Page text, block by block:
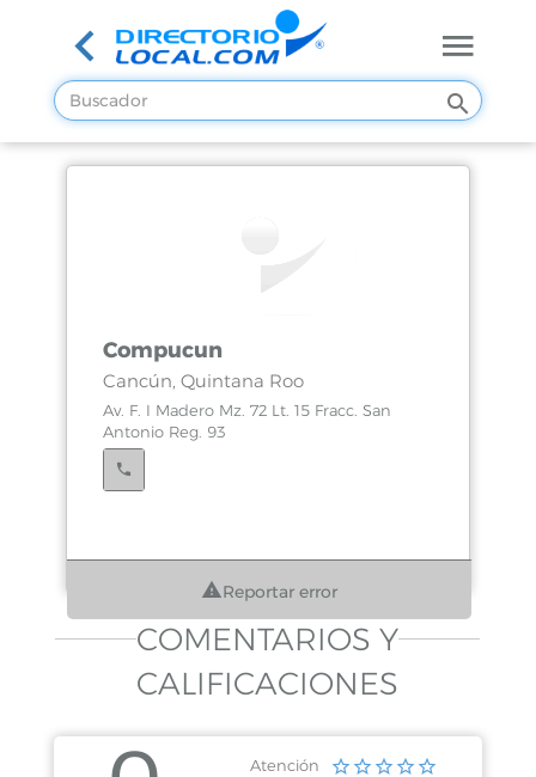
Compucun
Cancún, Quintana Roo
Av. F. I Madero Mz. 72 Lt. 15 Fracc. San
Antonio Reg. 93
Reportar error
COMENTARIOS Y
CALIFICACIONES
Atención